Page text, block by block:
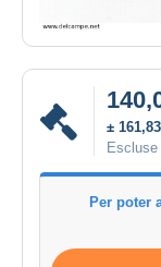
±
Per poter